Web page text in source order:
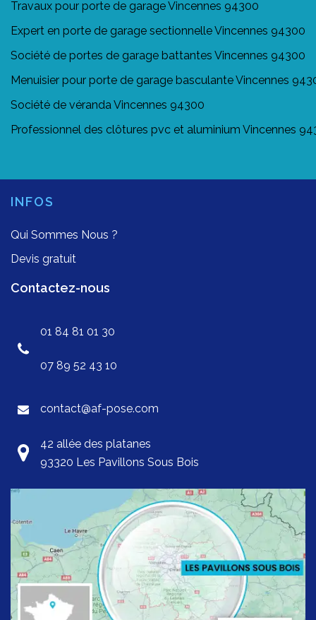
Travaux pour porte de garage Vincennes 94300
Expert en porte de garage sectionnelle Vincennes 94300
Société de portes de garage battantes Vincennes 94300
Menuisier pour porte de garage basculante Vincennes
Société de véranda Vincennes 94300
Professionnel des clôtures pvc et aluminium Vincennes
INFOS
Qui Sommes Nous ?
Devis gratuit
Contactez-nous
01 84 81 01 30
07 89 52 43 10
contact@af-pose.com
42 allée des platanes
93320 Les Pavillons Sous Bois